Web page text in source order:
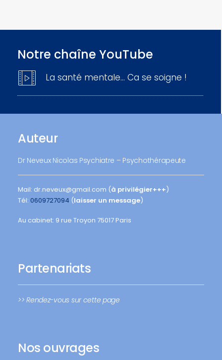
Notre chaîne YouTube
La santé mentale… Ca se soigne !
Auteur
Dr Neveux Nicolas Psychiatre – Psychothérapeute
Mail: dr.neveux@gmail.com (à privilégier+++)
Tél: 0609727094 (laisser un message)
Au cabinet: 9 rue Troyon 75017 Paris
Partenariats
>> Rendez-vous sur cette page
Nos ouvrages